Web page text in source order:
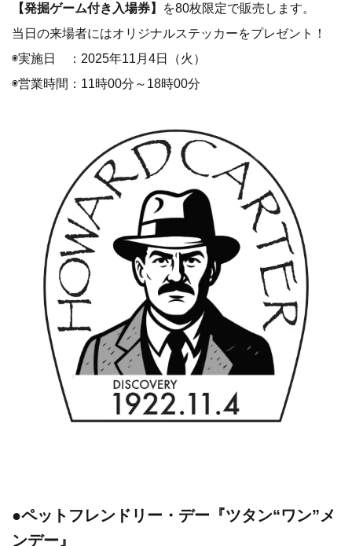
【発掘ゲーム付き入場券】
を80枚限定で販売します。
当日の来場者にはオリジナルステッカーをプレゼント！
◉実施日 ：2025年11月4日（火）
◉営業時間：11時00分～18時00分
●ペットフレンドリー・デー『ツタン“ワン”メ
ンデー』